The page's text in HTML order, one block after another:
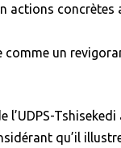
concrètes
comme un
qu’il